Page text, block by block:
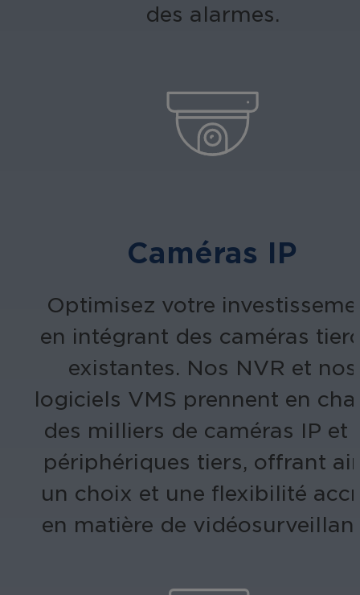
des alarmes.
Caméras IP
Optimisez votre
en intégrant des caméras
existantes. Nos NVR et nos
logiciels VMS prennent en
des milliers de caméras IP et
périphériques tiers, offrant
un choix et une flexibilité
en matière de